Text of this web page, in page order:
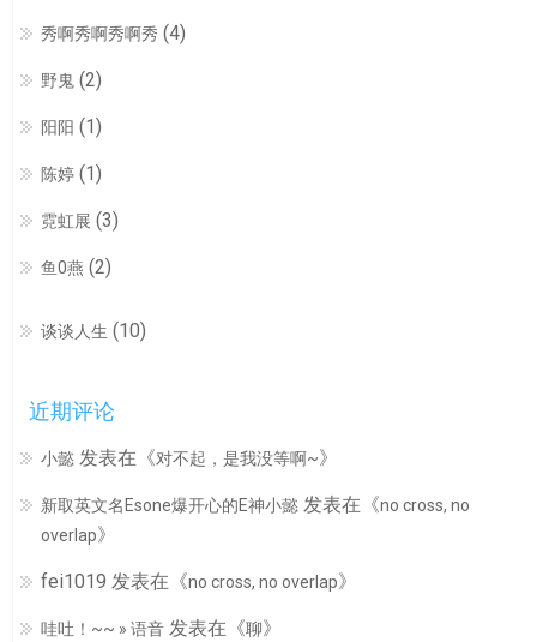
秀啊秀啊秀啊秀 (4)
野鬼 (2)
阳阳 (1)
陈婷 (1)
霓虹展 (3)
鱼0燕 (2)
谈谈人生 (10)
近期评论
小懿 发表在《对不起，是我没等啊~》
新取英文名Esone爆开心的E神小懿 发表在《no cross, no
overlap》
fei1019 发表在《no cross, no overlap》
哇吐！~~ » 语音 发表在《聊》